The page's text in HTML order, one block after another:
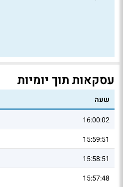
עסקאות תוך יומיות
שעה
16:00:02
15:59:51
15:58:51
15:57:48